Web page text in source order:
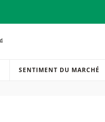
SENTIMENT DU MARCHÉ